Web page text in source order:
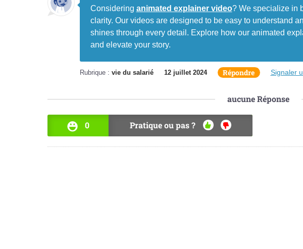
Considering animated explainer video? We specialize in
clarity. Our videos are designed to be easy to understand
shines through every detail. Explore how our animated
and elevate your story.
Rubrique : vie du salarié 12 juillet 2024 Répondre Signaler
aucuneRéponse
0 Pratique ou pas ?
OUI NON